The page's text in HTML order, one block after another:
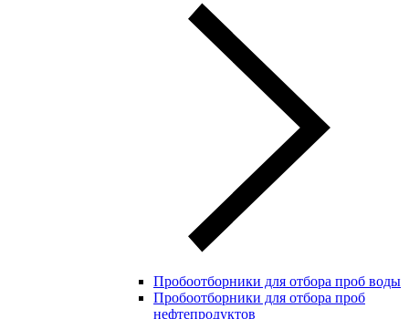
Пробоотборники для отбора проб воды
Пробоотборники для отбора проб
нефтепродуктов